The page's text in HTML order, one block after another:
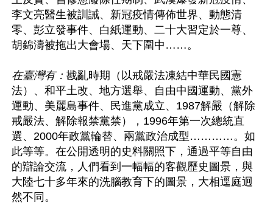
李文亮醫生被訓誡、新冠疫情傳佈世界、動態清
零、彭立發事件、白紙運動、二十大習定於一尊、
胡錦濤被拖出大會場、天下圍中……。
在臺灣有： 戡亂時期（以戒嚴法凍結中華民國憲
法）、和平土改、地方選舉、自由中國運動、黨外
運動、美麗島事件、民進黨成立、1987解嚴（解除
戒嚴法、解除報禁黨禁），1996年第一次總統直
選、2000年政黨輪替、兩黨政治成型…………。如
此等等。在公開透明的史料關照下，通過平等自由
的辯論交流，人們看到一幅幅的客觀歷史圖景，與
大陸七十多年來的洗腦教育下的圖景，大相逕庭迥
然不同。